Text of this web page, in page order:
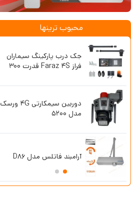
محبوب ترینها
جک درب پارکینگ سیماران
فراز Faraz 4S قدرت 300
دوربین سیمکارتی 4G ورسک
مدل 5200
آرامبند فاتلس مدل D86